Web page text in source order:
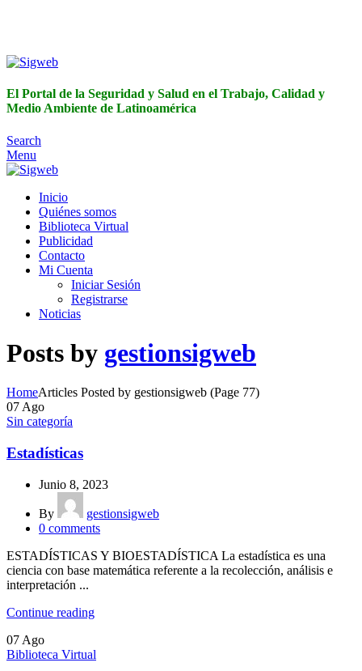
El Portal de la Seguridad y Salud en el Trabajo, Calidad y
Medio Ambiente de Latinoamérica
Search
Menu
Inicio
Quiénes somos
Biblioteca Virtual
Publicidad
Contacto
Mi Cuenta
Iniciar Sesión
Registrarse
Noticias
Posts by gestionsigweb
HomeArticles Posted by gestionsigweb (Page 77)
07Ago
Sin categoría
Estadísticas
Junio 8, 2023
By
gestionsigweb
0 comments
ESTADÍSTICAS Y BIOESTADÍSTICA La estadística es una
ciencia con base matemática referente a la recolección, análisis e
interpretación ...
Continue reading
07 Ago
Biblioteca Virtual